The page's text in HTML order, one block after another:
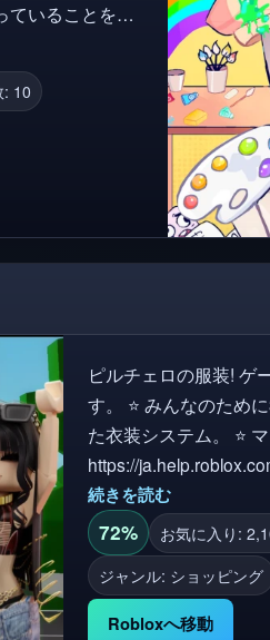
🔁 コー
：G 目薬器: Q
: 10
ピルチェロの服装! ゲーム内購入はすべて、Robloxインベントリにロードされま
す。 ⭐ みんなのために300種類以上の衣装を用意しています ⭐ 最高で最適化され
た衣装システム。 ⭐ マップで発見できるものはたくさんあります。 ルール:
https://
-タグ #メキシコ #ベイ
サロン #miedo
続きを読む
72% お気に入り:
ジャンル: ショッピング
Robloxへ移動